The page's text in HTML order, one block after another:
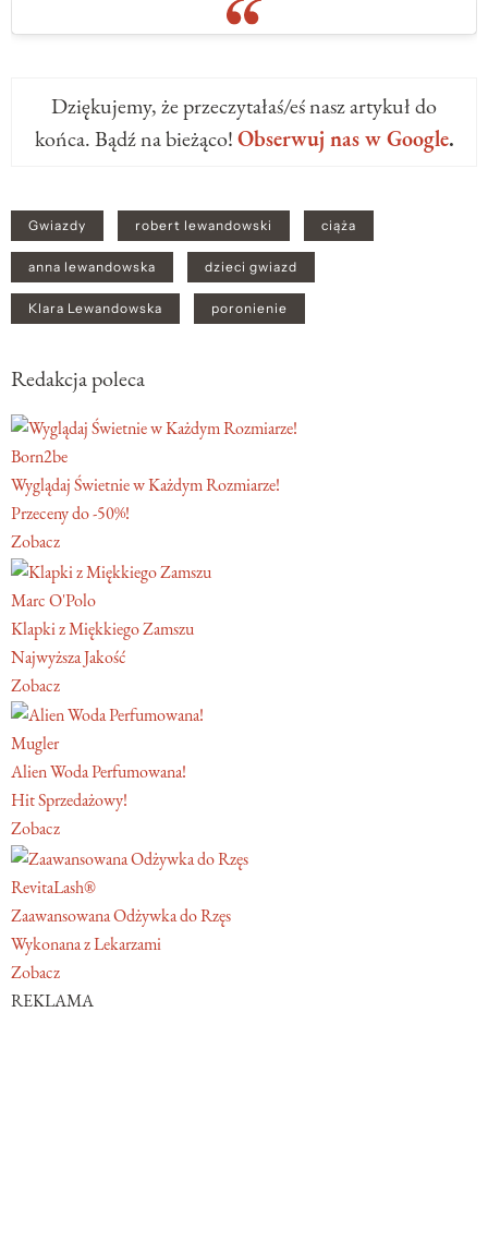
Dziękujemy, że przeczytałaś/eś nasz artykuł do
końca. Bądź na bieżąco!Obserwuj nas w Google.
Gwiazdy robert lewandowski ciąża
anna lewandowska dzieci gwiazd
Klara Lewandowska poronienie
Redakcja poleca
Born2be
Wyglądaj Świetnie w Każdym Rozmiarze!
Przeceny do -50%!
Zobacz
Marc O'Polo
Klapki z Miękkiego Zamszu
Najwyższa Jakość
Zobacz
Mugler
Alien Woda Perfumowana!
Hit Sprzedażowy!
Zobacz
RevitaLash®
Zaawansowana Odżywka do Rzęs
Wykonana z Lekarzami
Zobacz
REKLAMA